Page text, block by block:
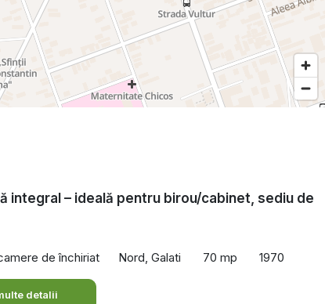
integral – ideală pentru birou/cabinet, sediu de
de închiriat Nord, Galati 70 mp 1970
detalii